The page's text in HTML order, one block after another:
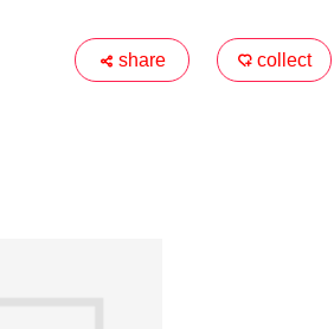
 share  collect